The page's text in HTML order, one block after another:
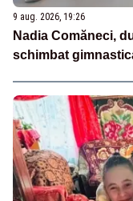
9 aug. 2026, 19:26
Nadia Comăneci,
schimbat